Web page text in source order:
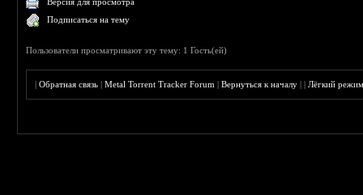
Подписаться на тему
Пользователи просматривают эту тему: 1 Гость(ей)
|Обратная связь |Metal Torrent Tracker Forum |Вернуться к началу ||Лёгкий